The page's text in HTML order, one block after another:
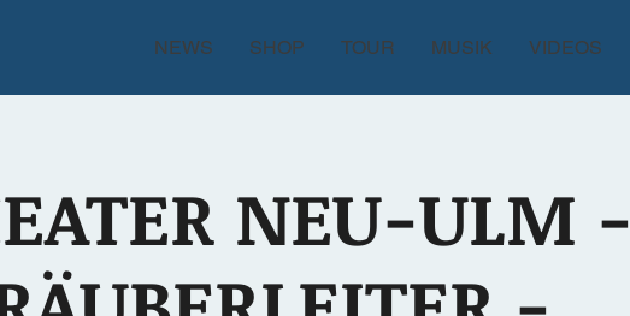
NEWS SHOP TOUR MUSIK VIDEOS
NEU-ULM -